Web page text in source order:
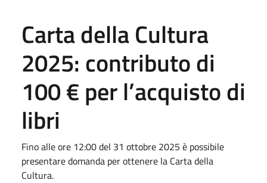
Carta della Cultura
2025: contributo di
100 € per l’acquisto di
libri
Fino alle ore 12:00 del 31 ottobre 2025 è possibile
presentare domanda per ottenere la Carta della
Cultura.